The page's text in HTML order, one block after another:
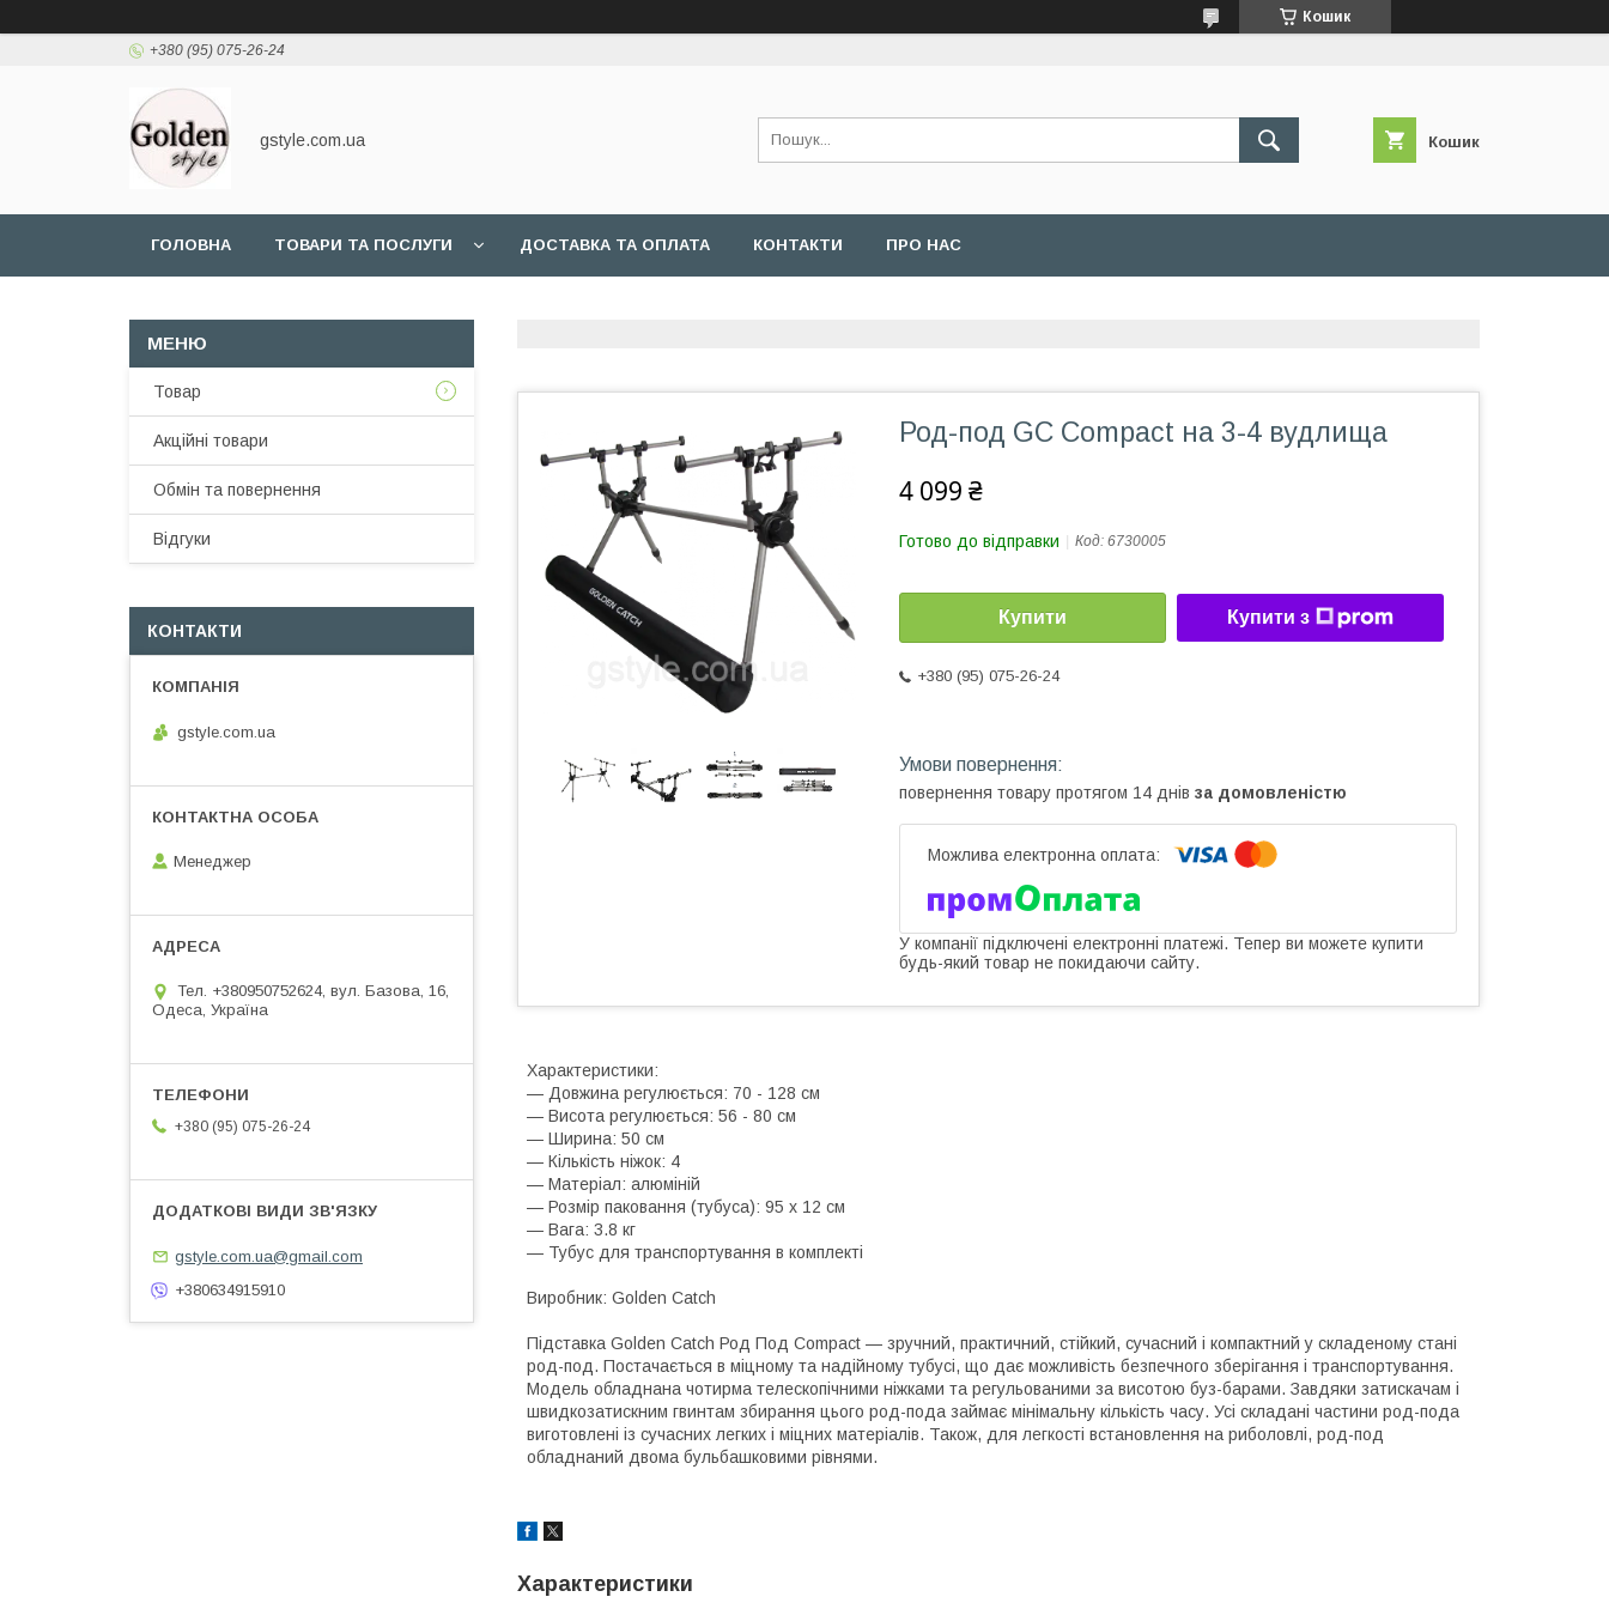
Кошик
+380 (95) 075-26-24
gstyle.com.ua Кошик
ГОЛОВНА ТОВАРИ ТА ПОСЛУГИ ДОСТАВКА ТА ОПЛАТА КОНТАКТИ ПРО НАС
Род-под GC Compact на 3-4 вудлища
4 099 ₴
Готово до відправки Код: 6730005
Купити Купити з
+380 (95) 075-26-24
повернення товару протягом 14 днів за домовленістю
У компанії підключені електронні платежі. Тепер ви можете купити
будь-який товар не покидаючи сайту.
Характеристики:
— Довжина регулюється: 70 - 128 см
— Висота регулюється: 56 - 80 см
— Ширина: 50 см
— Кількість ніжок: 4
— Матеріал: алюміній
— Розмір паковання (тубуса): 95 х 12 см
— Вага: 3.8 кг
— Тубус для транспортування в комплекті
Виробник: Golden Catch
Підставка Golden Catch Род Под Compact — зручний, практичний, стійкий, сучасний і компактний у складеному стані
род-под. Постачається в міцному та надійному тубусі, що дає можливість безпечного зберігання і транспортування.
Модель обладнана чотирма телескопічними ніжками та регульованими за висотою буз-барами. Завдяки затискачам і
швидкозатискним гвинтам збирання цього род-пода займає мінімальну кількість часу. Усі складані частини род-пода
виготовлені із сучасних легких і міцних матеріалів. Також, для легкості встановлення на риболовлі, род-под
обладнаний двома бульбашковими рівнями.
Характеристики
Товар
Акційні товари
Обмін та повернення
Відгуки
КОНТАКТИ
gstyle.com.ua
Менеджер
Тел. +380950752624, вул. Базова, 16,
Одеса, Україна
+380 (95) 075-26-24
gstyle.com.ua@gmail.com
+380634915910